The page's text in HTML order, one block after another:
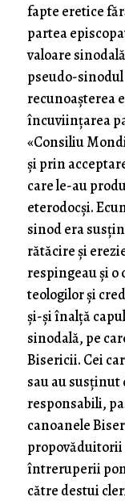
fapte eretice
partea
valoare
pseudo-
recunoașterea
încuviințarea
«Consiliu
și prin
care le-au
eterodocși.
sinod era
rătăcire și
respingeau și
teologilor și
și-și înalță
sinodală, pe
Bisericii. Cei
sau au susținut
responsabili,
canoanele
propovăduitorii
întreruperii
către destui